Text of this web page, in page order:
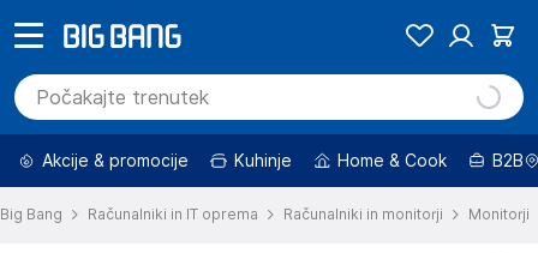
Akcije & promocije Kuhinje Home & Cook B2B
Big Bang Računalniki in IT oprema Računalniki in monitorji Monitorji